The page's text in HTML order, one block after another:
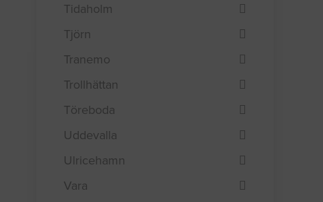
Tidaholm
Tjörn
Tranemo
Trollhättan
Töreboda
Uddevalla
Ulricehamn
Vara